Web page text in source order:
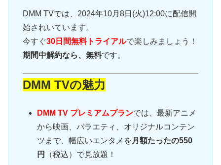
DMM TVでは、2024年10月8日(火)12:00に配信開
始されいています。
今すぐ30日間無料トライアルで楽しみましょう！
期間中解約なら、無料です。
DMM TVの魅力
DMM TV プレミアムプランでは、最新アニメ
から映画、バラエティ、オリジナルコンテン
ツまで、幅広いエンタメを月額たったの550
円
（税込）で見放題！